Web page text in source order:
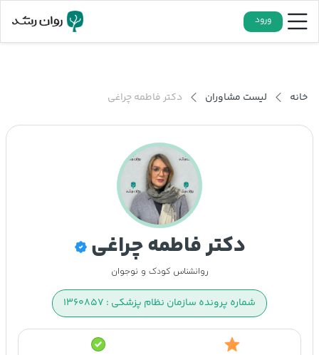
ورود
خانه لیست مشاوران دکتر فاطمه چراغی
دکتر فاطمه چراغی
روانشناس کودک و نوجوان
شماره پرونده سازمان نظام پزشکی : ۱۳۶۰۸۵۷